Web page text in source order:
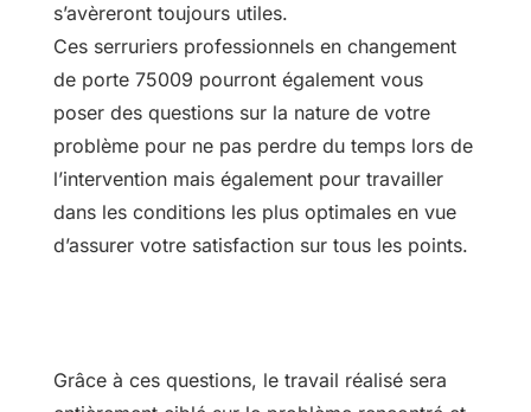
s’avèreront toujours utiles.
Ces serruriers professionnels en changement
de porte 75009 pourront également vous
poser des questions sur la nature de votre
problème pour ne pas perdre du temps lors de
l’intervention mais également pour travailler
dans les conditions les plus optimales en vue
d’assurer votre satisfaction sur tous les points.
Grâce à ces questions, le travail réalisé sera